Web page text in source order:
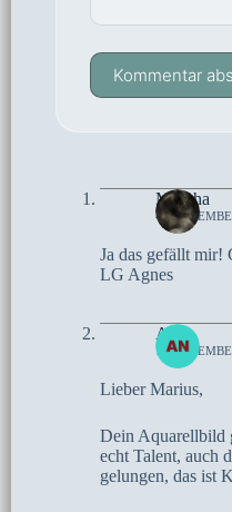
Kommentar
Mascha
4.
Ja das gefällt mir!
LG Agnes
Anke
1.
Lieber Marius,
Dein Aquarellbild
echt Talent, auch
gelungen, das ist